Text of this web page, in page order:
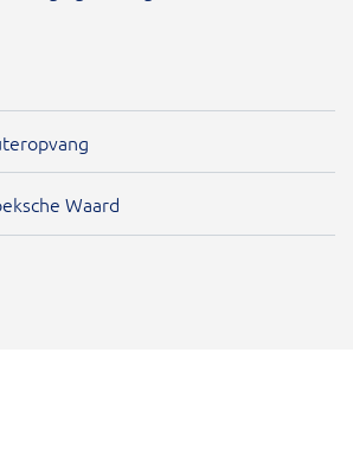
Waard